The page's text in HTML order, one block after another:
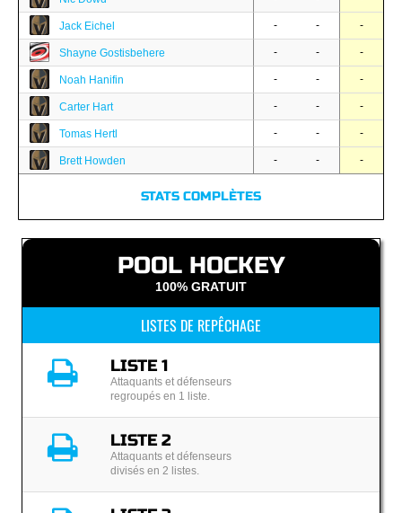
Jack Eichel - - -
Shayne Gostisbehere - - -
Noah Hanifin - - -
Carter Hart - - -
Tomas Hertl - - -
Brett Howden - - -
STATS COMPLÈTES
POOL HOCKEY
100% GRATUIT
LISTES DE REPÊCHAGE
LISTE 1
Attaquants et défenseurs
regroupés en 1 liste.
LISTE 2
Attaquants et défenseurs
divisés en 2 listes.